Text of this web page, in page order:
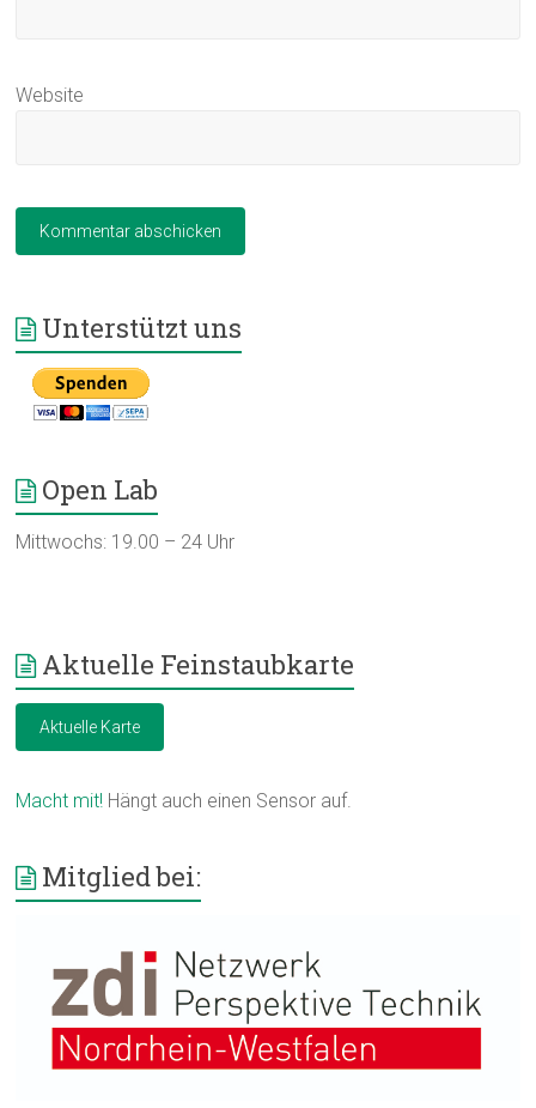
Website
Unterstützt uns
Open Lab
Mittwochs: 19.00 – 24 Uhr
Aktuelle Feinstaubkarte
Aktuelle Karte
Macht mit! Hängt auch einen Sensor auf.
Mitglied bei: